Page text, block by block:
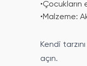
•Çocukların
•Malzeme:
Kendi
açın.